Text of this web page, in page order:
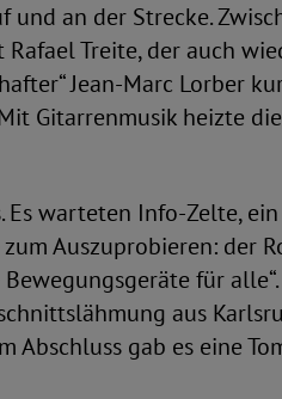
und an der Strecke.
Rafael Treite, der auch
Jean-Marc Lorber
Gitarrenmusik heizte
warteten Info-Zelte,
Auszuprobieren: der
für
aus
Abschluss gab es eine